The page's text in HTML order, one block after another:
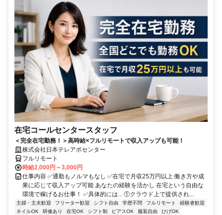
在宅コールセンタースタッフ
＜完全在宅勤務！＞高時給×フルリモートで収入アップも可能！
株式会社日本テレアポセンター
フルリモート
時給2,000円～3,000円
仕事内容 ✅通勤もノルマもなし ✅在宅で月収25万円以上 働き方や成
果に応じて収入アップ可能 あなたの経験を活かし 在宅という自由な
環境で稼げるお仕事！ ✅具体的には... ①クラウド上で提供され...
主婦・主夫歓迎 フリーター歓迎 シフト自由 学歴不問 フルリモート
経験者歓迎
ネイルOK
研修あり 在宅OK シフト制 ピアスOK 服装自由
ひげOK